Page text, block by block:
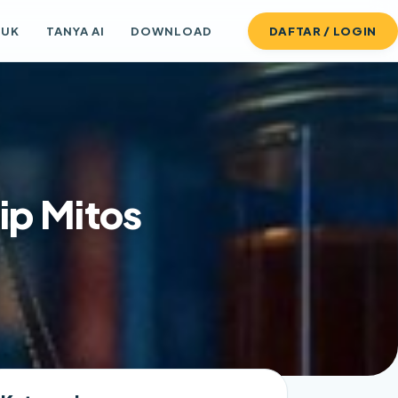
TANYA AI DOWNLOAD DAFTAR / LOGIN
Mitos